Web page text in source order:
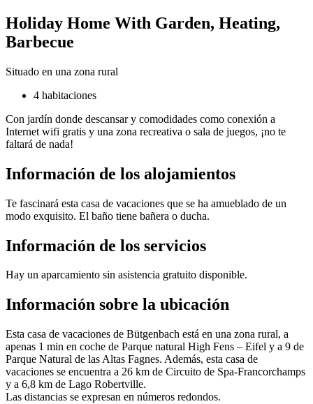
Holiday Home With Garden, Heating,
Barbecue
Situado en una zona rural
4 habitaciones
Con jardín donde descansar y comodidades como conexión a
Internet wifi gratis y una zona recreativa o sala de juegos, ¡no te
faltará de nada!
Información de los alojamientos
Te fascinará esta casa de vacaciones que se ha amueblado de un
modo exquisito. El baño tiene bañera o ducha.
Información de los servicios
Hay un aparcamiento sin asistencia gratuito disponible.
Información sobre la ubicación
Esta casa de vacaciones de Bütgenbach está en una zona rural, a
apenas 1 min en coche de Parque natural High Fens – Eifel y a 9 de
Parque Natural de las Altas Fagnes. Además, esta casa de
vacaciones se encuentra a 26 km de Circuito de Spa-Francorchamps
y a 6,8 km de Lago Robertville.
Las distancias se expresan en números redondos.